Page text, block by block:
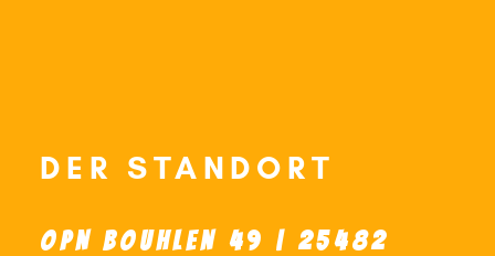
DER STANDORT
OPN BOUHLEN 49 | 25482